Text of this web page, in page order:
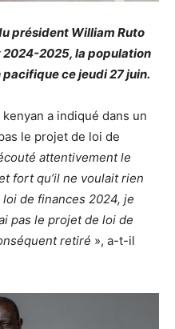
président William Ruto
2024-2025, la population
ce jeudi 27 juin.
a indiqué dans un
le projet de loi de
attentivement le
fort qu’il ne voulait rien
de finances 2024, je
pas le projet de loi de
retiré », a-t-il